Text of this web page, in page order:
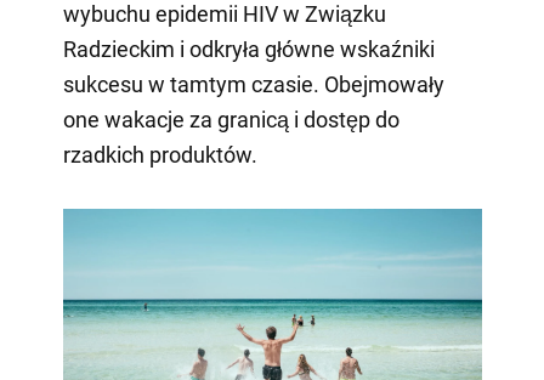
wybuchu epidemii HIV w Związku
Radzieckim i odkryła główne wskaźniki
sukcesu w tamtym czasie. Obejmowały
one wakacje za granicą i dostęp do
rzadkich produktów.